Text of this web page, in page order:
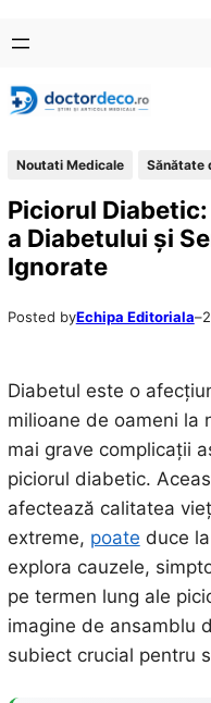
conținut
content
Noutati Medicale Sănătate
Piciorul
a Diabetului și
Ignorate
Posted byEchipa Editoriala–
Diabetul este o
milioane de oameni la
mai grave complicații
piciorul diabetic.
afectează calitatea
extreme, poate duce
explora cauzele,
pe termen lung ale
imagine de ansamblu
subiect crucial pentru